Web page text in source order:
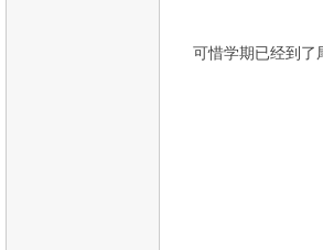
可惜学期已经到了